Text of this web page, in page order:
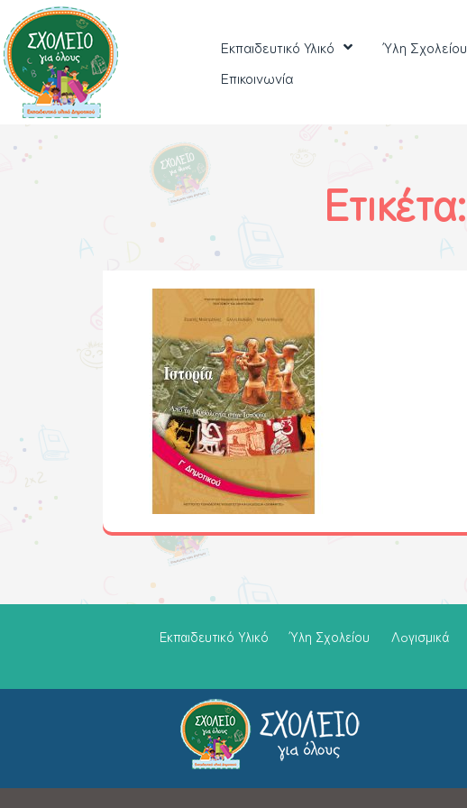
Εκπαιδευτικό Υλικό Ύλη Σχολείου
Επικοινωνία
Ετικέτα:
Εκπαιδευτικό Υλικό Ύλη Σχολείου Λoγισμικά